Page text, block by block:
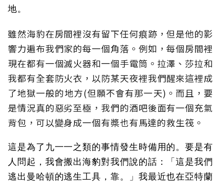
地。
雖然海豹在房間裡沒有留下任何痕跡，但是他的影
響力遍布我們家的每一個角落。例如，每個房間裡
現在都有一個滅火器和一個手電筒。拉澤、莎拉和
我都有全套防火衣，以防某天夜裡我們醒來這裡成
了地獄一般的地方(但願不會有那一天)。而且，要
是情況真的惡劣至極，我們的酒吧後面有一個充氣
背包，可以變身成一個有槳也有馬達的救生筏。
這是為了九一一之類的事情發生時備用的。要是有
人問起，我會搬出海豹對我們說的話：「這是我們
逃出曼哈頓的逃生工具，靠。」我最近也在亞特蘭